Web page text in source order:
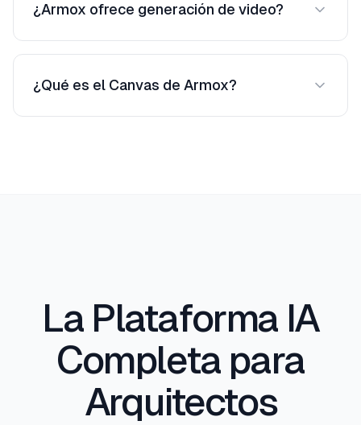
renderizar.
¿Armox ofrece generación de video?
Sí. Convierte renders estáticos en recorridos
presentaciones a clientes.
¿Qué es el Canvas de Armox?
La Plataforma IA
Completa para
Arquitectos